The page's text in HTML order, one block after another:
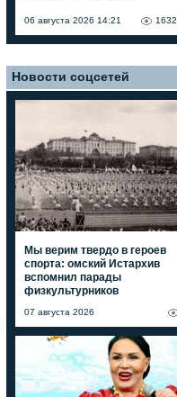
06 августа 2026 14:21 1632
Новости соцсетей
Мы верим твердо в героев
спорта: омский Истархив
вспомнил парады
физкультурников
07 августа 2026